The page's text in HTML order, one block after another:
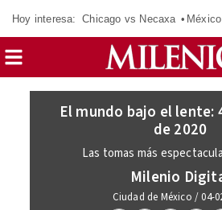
Hoy interesa: Chicago vs Necaxa
El mundo bajo el lente:
de 2020
Las tomas más
Milenio
Ciudad de México / 04-